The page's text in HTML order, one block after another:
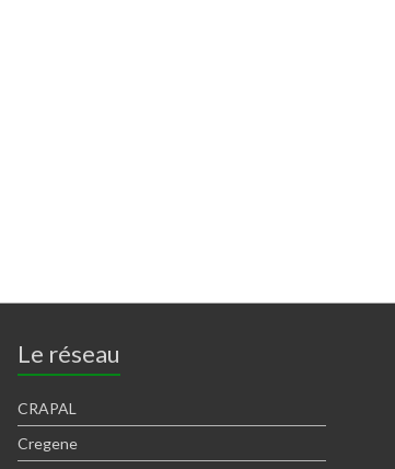
Le réseau
CRAPAL
Cregene